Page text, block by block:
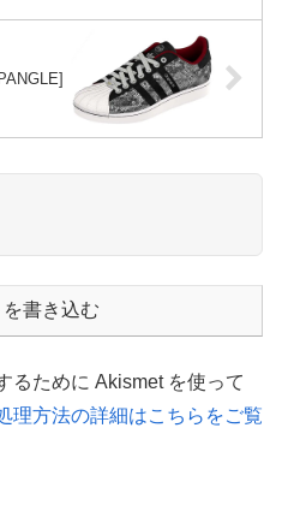
書き込む
るために Akismet を使って
理方法の詳細はこちらをご覧